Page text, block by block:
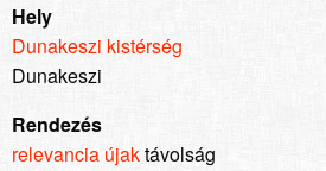
Hely
Dunakeszi kistérség
Dunakeszi
Rendezés
relevancia újaktávolság